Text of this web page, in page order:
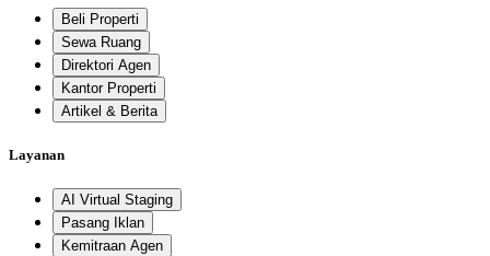
Beli Properti
Sewa Ruang
Direktori Agen
Kantor Properti
Artikel & Berita
Layanan
AI Virtual Staging
Pasang Iklan
Kemitraan Agen